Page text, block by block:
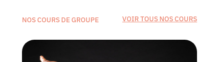
NOS COURS DE GROUPE VOIR TOUS NOS COURS